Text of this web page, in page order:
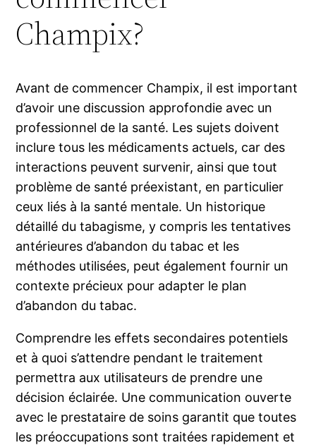
Champix?
Avant de commencer Champix, il est important
d’avoir une discussion approfondie avec un
professionnel de la santé. Les sujets doivent
inclure tous les médicaments actuels, car des
interactions peuvent survenir, ainsi que tout
problème de santé préexistant, en particulier
ceux liés à la santé mentale. Un historique
détaillé du tabagisme, y compris les tentatives
antérieures d’abandon du tabac et les
méthodes utilisées, peut également fournir un
contexte précieux pour adapter le plan
d’abandon du tabac.
Comprendre les effets secondaires potentiels
et à quoi s’attendre pendant le traitement
permettra aux utilisateurs de prendre une
décision éclairée. Une communication ouverte
avec le prestataire de soins garantit que toutes
les préoccupations sont traitées rapidement et